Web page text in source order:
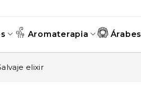
Aromaterapia Árabes
elixir